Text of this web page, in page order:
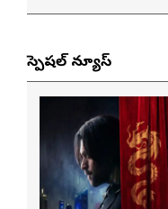
స్పెషల్ న్యూస్